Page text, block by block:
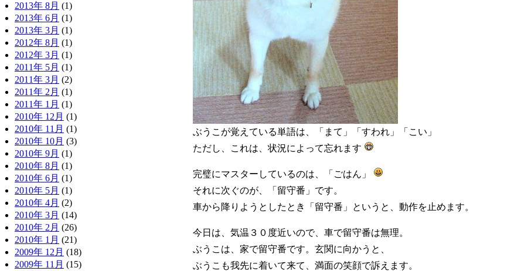
2013年 8月 (1)
2013年 6月 (1)
2013年 3月 (1)
2012年 8月 (1)
2012年 3月 (1)
2011年 5月 (1)
2011年 3月 (2)
2011年 2月 (1)
2011年 1月 (1)
2010年 12月 (1)
2010年 11月 (1)
2010年 10月 (3)
2010年 9月 (1)
2010年 8月 (1)
2010年 6月 (1)
2010年 5月 (1)
2010年 4月 (2)
2010年 3月 (14)
2010年 2月 (26)
2010年 1月 (21)
2009年 12月 (18)
2009年 11月 (15)
ぶうこが覚えている単語は、「まて」「すわれ」「こい」
ただし、これは、状況によって忘れます
完璧にマスターしているのは、「ごはん」
それに次ぐのが、「留守番」です。
車から降りようとしたとき「留守番」というと、動作を止めます。
今日は、気温３０度近いので、車で留守番は無理。
ぶうこは、家で留守番です。玄関に向かうと、
ぶうこも我先に着いて来て、満面の笑顔で訴えます。